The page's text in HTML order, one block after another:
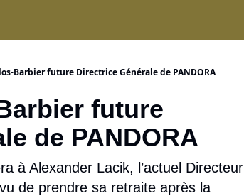
Barbier future Directrice Générale de PANDORA
future
de PANDORA
à Alexander Lacik, l’actuel Directeur
de prendre sa retraite après la